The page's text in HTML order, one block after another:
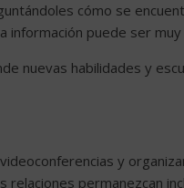
cómo se
puede ser
nuevas habilidades y
y
permanezcan